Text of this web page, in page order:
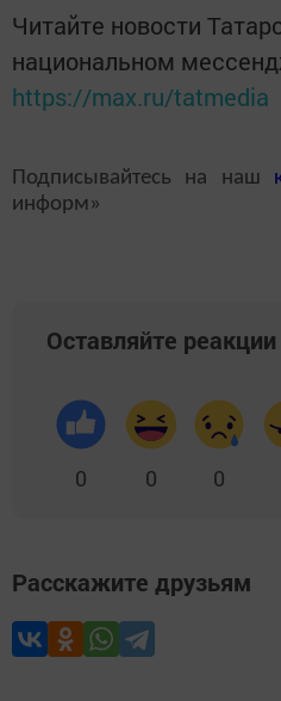
Читайте новости
национальном
https://max.ru/tatmedia
Подписывайтесь на наш
информ»
Оставляйте реакции
0 0 0
Расскажите друзьям